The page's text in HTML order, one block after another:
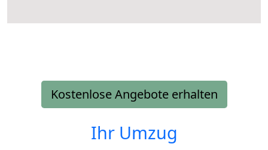
Kostenlose Angebote erhalten
Ihr Umzug